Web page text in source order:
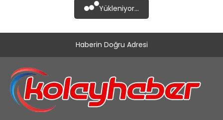
TANYER YAPI ZEMIN MÜHENDISLIĞINDE HEDEF
TOROSLAR’DA PAZAR GERGİNLİĞİ!
Yükleniyor...
Haberin Doğru Adresi